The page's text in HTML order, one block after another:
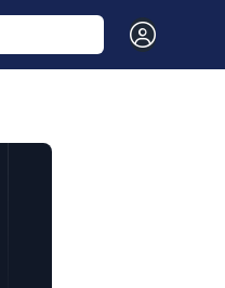
Open user